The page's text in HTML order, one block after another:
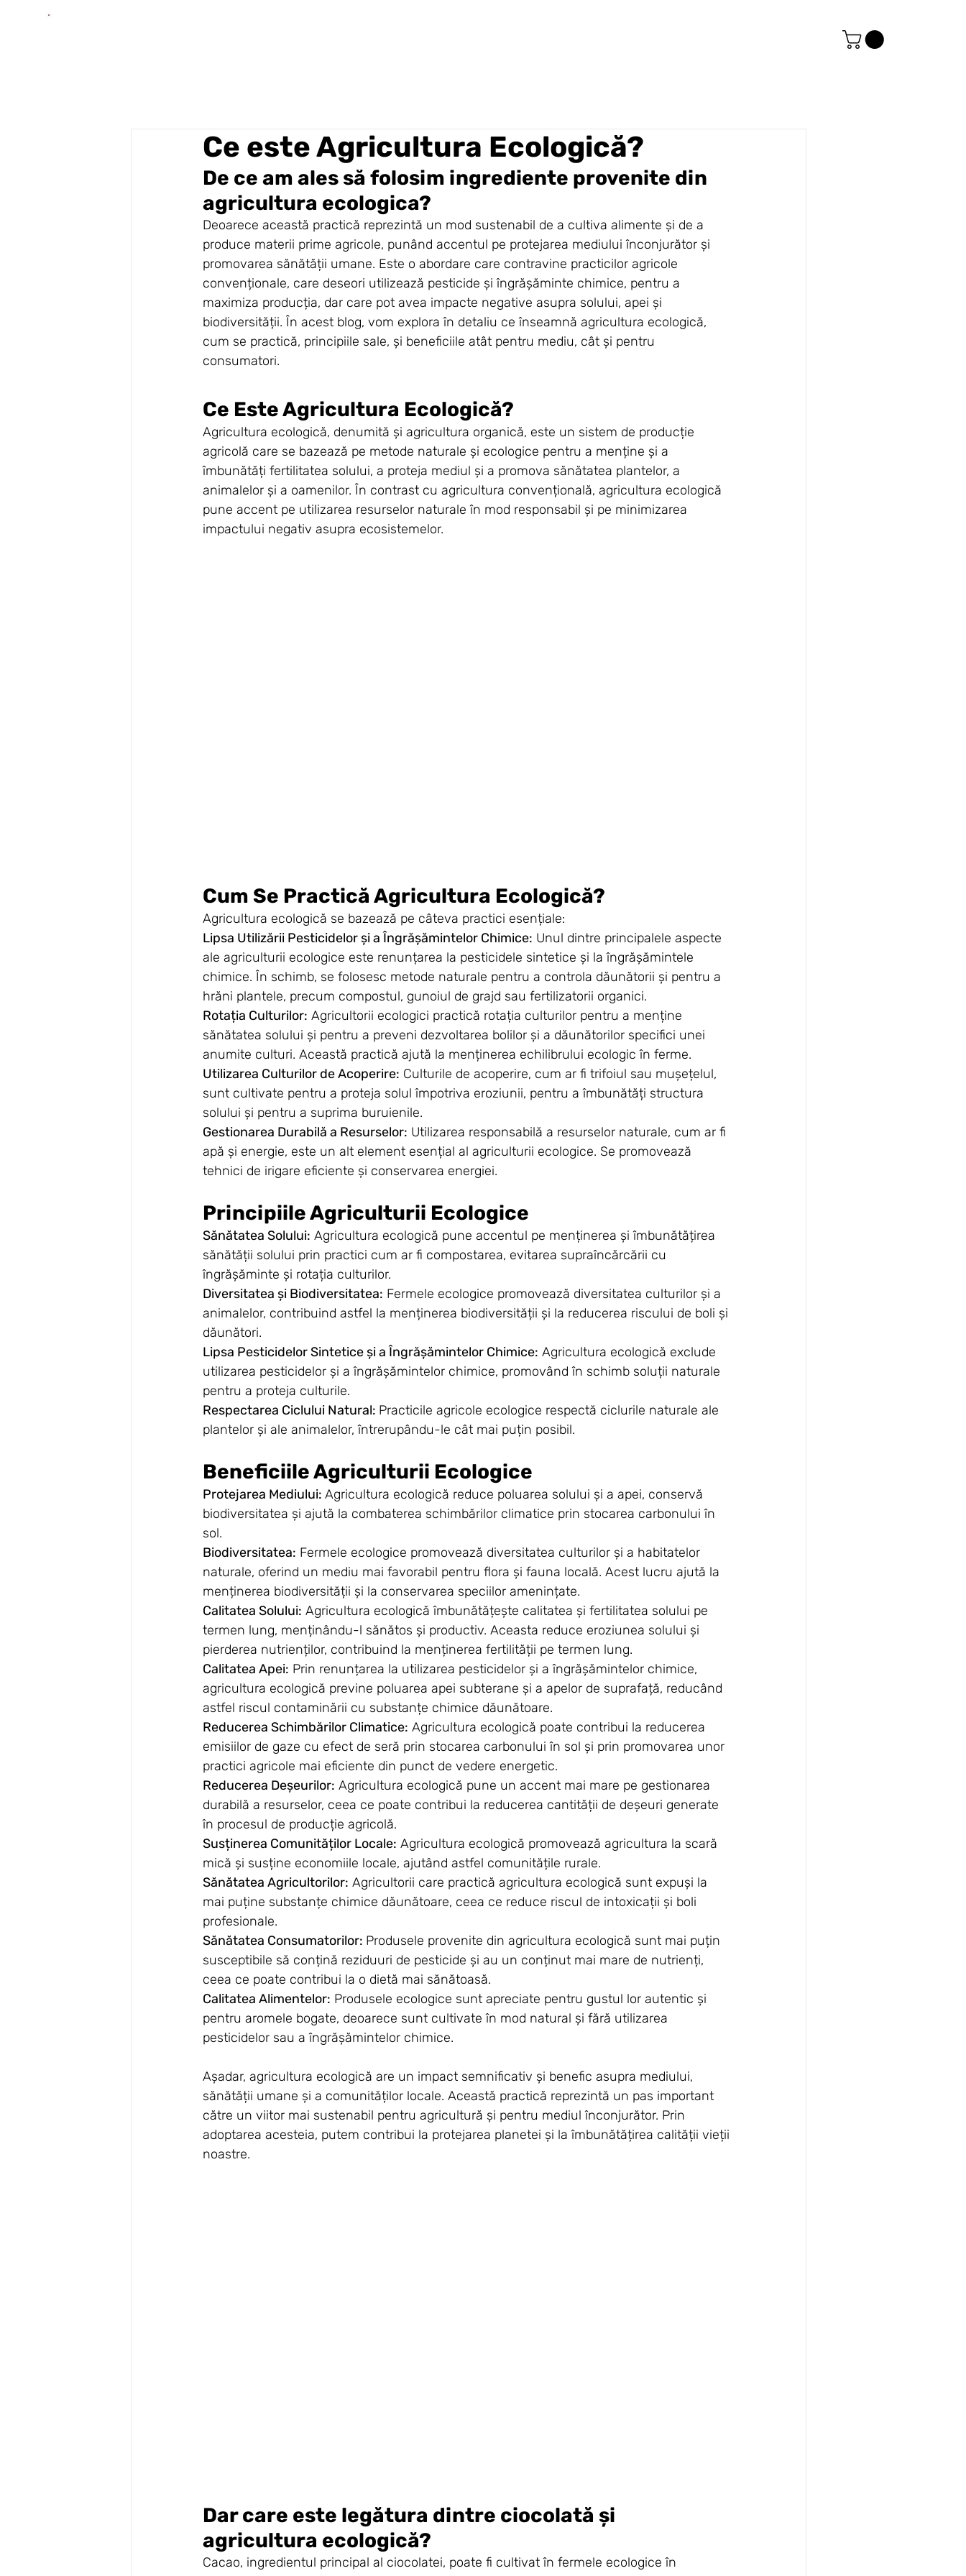
Ce este Agricultura Ecologică?
De ce am ales să folosim ingrediente provenite din
agricultura ecologica?
Deoarece această practică reprezintă un mod sustenabil de a cultiva alimente și de a
produce materii prime agricole, punând accentul pe protejarea mediului înconjurător și
promovarea sănătății umane. Este o abordare care contravine practicilor agricole
convenționale, care deseori utilizează pesticide și îngrășăminte chimice, pentru a
maximiza producția, dar care pot avea impacte negative asupra solului, apei și
biodiversității. În acest blog, vom explora în detaliu ce înseamnă agricultura ecologică,
cum se practică, principiile sale, și beneficiile atât pentru mediu, cât și pentru
consumatori.
Ce Este Agricultura Ecologică?
Agricultura ecologică, denumită și agricultura organică, este un sistem de producție
agricolă care se bazează pe metode naturale și ecologice pentru a menține și a
îmbunătăți fertilitatea solului, a proteja mediul și a promova sănătatea plantelor, a
animalelor și a oamenilor. În contrast cu agricultura convențională, agricultura ecologică
pune accent pe utilizarea resurselor naturale în mod responsabil și pe minimizarea
impactului negativ asupra ecosistemelor.
Cum Se Practică Agricultura Ecologică?
Agricultura ecologică se bazează pe câteva practici esențiale:
Lipsa Utilizării Pesticidelor și a Îngrășămintelor Chimice: Unul dintre principalele aspecte
ale agriculturii ecologice este renunțarea la pesticidele sintetice și la îngrășămintele
chimice. În schimb, se folosesc metode naturale pentru a controla dăunătorii și pentru a
hrăni plantele, precum compostul, gunoiul de grajd sau fertilizatorii organici.
Rotația Culturilor: Agricultorii ecologici practică rotația culturilor pentru a menține
sănătatea solului și pentru a preveni dezvoltarea bolilor și a dăunătorilor specifici unei
anumite culturi. Această practică ajută la menținerea echilibrului ecologic în ferme.
Utilizarea Culturilor de Acoperire: Culturile de acoperire, cum ar fi trifoiul sau mușețelul,
sunt cultivate pentru a proteja solul împotriva eroziunii, pentru a îmbunătăți structura
solului și pentru a suprima buruienile.
Gestionarea Durabilă a Resurselor: Utilizarea responsabilă a resurselor naturale, cum ar fi
apă și energie, este un alt element esențial al agriculturii ecologice. Se promovează
tehnici de irigare eficiente și conservarea energiei.
Principiile Agriculturii Ecologice
Sănătatea Solului: Agricultura ecologică pune accentul pe menținerea și îmbunătățirea
sănătății solului prin practici cum ar fi compostarea, evitarea supraîncărcării cu
îngrășăminte și rotația culturilor.
Diversitatea și Biodiversitatea: Fermele ecologice promovează diversitatea culturilor și a
animalelor, contribuind astfel la menținerea biodiversității și la reducerea riscului de boli și
dăunători.
Lipsa Pesticidelor Sintetice și a Îngrășămintelor Chimice: Agricultura ecologică exclude
utilizarea pesticidelor și a îngrășămintelor chimice, promovând în schimb soluții naturale
pentru a proteja culturile.
Respectarea Ciclului Natural: Practicile agricole ecologice respectă ciclurile naturale ale
plantelor și ale animalelor, întrerupându-le cât mai puțin posibil.
Beneficiile Agriculturii Ecologice
Protejarea Mediului: Agricultura ecologică reduce poluarea solului și a apei, conservă
biodiversitatea și ajută la combaterea schimbărilor climatice prin stocarea carbonului în
sol.
Biodiversitatea: Fermele ecologice promovează diversitatea culturilor și a habitatelor
naturale, oferind un mediu mai favorabil pentru flora și fauna locală. Acest lucru ajută la
menținerea biodiversității și la conservarea speciilor amenințate.
Calitatea Solului: Agricultura ecologică îmbunătățește calitatea și fertilitatea solului pe
termen lung, menținându-l sănătos și productiv. Aceasta reduce eroziunea solului și
pierderea nutrienților, contribuind la menținerea fertilității pe termen lung.
Calitatea Apei: Prin renunțarea la utilizarea pesticidelor și a îngrășămintelor chimice,
agricultura ecologică previne poluarea apei subterane și a apelor de suprafață, reducând
astfel riscul contaminării cu substanțe chimice dăunătoare.
Reducerea Schimbărilor Climatice: Agricultura ecologică poate contribui la reducerea
emisiilor de gaze cu efect de seră prin stocarea carbonului în sol și prin promovarea unor
practici agricole mai eficiente din punct de vedere energetic.
Reducerea Deșeurilor: Agricultura ecologică pune un accent mai mare pe gestionarea
durabilă a resurselor, ceea ce poate contribui la reducerea cantității de deșeuri generate
în procesul de producție agricolă.
Susținerea Comunităților Locale: Agricultura ecologică promovează agricultura la scară
mică și susține economiile locale, ajutând astfel comunitățile rurale.
Sănătatea Agricultorilor: Agricultorii care practică agricultura ecologică sunt expuși la
mai puține substanțe chimice dăunătoare, ceea ce reduce riscul de intoxicații și boli
profesionale.
Sănătatea Consumatorilor: Produsele provenite din agricultura ecologică sunt mai puțin
susceptibile să conțină reziduuri de pesticide și au un conținut mai mare de nutrienți,
ceea ce poate contribui la o dietă mai sănătoasă.
Calitatea Alimentelor: Produsele ecologice sunt apreciate pentru gustul lor autentic și
pentru aromele bogate, deoarece sunt cultivate în mod natural și fără utilizarea
pesticidelor sau a îngrășămintelor chimice.
Așadar, agricultura ecologică are un impact semnificativ și benefic asupra mediului,
sănătății umane și a comunităților locale. Această practică reprezintă un pas important
către un viitor mai sustenabil pentru agricultură și pentru mediul înconjurător. Prin
adoptarea acesteia, putem contribui la protejarea planetei și la îmbunătățirea calității vieții
noastre.
Dar care este legătura dintre ciocolată și
agricultura ecologică?
Cacao, ingredientul principal al ciocolatei, poate fi cultivat în fermele ecologice în